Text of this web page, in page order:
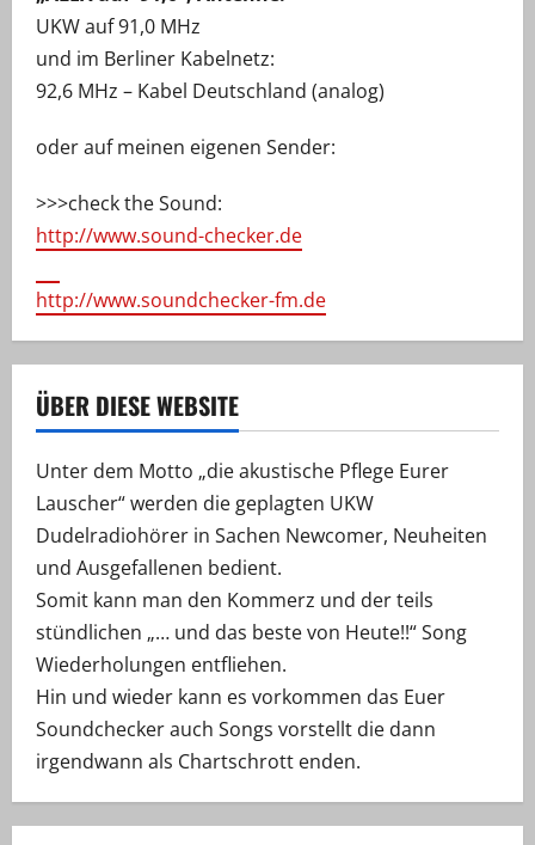
UKW auf 91,0 MHz
und im Berliner Kabelnetz:
92,6 MHz – Kabel Deutschland (analog)
oder auf meinen eigenen Sender:
>>>check the Sound:
http://www.sound-checker.de
http://www.soundchecker-fm.de
ÜBER DIESE WEBSITE
Unter dem Motto „die akustische Pflege Eurer
Lauscher“ werden die geplagten UKW
Dudelradiohörer in Sachen Newcomer, Neuheiten
und Ausgefallenen bedient.
Somit kann man den Kommerz und der teils
stündlichen „… und das beste von Heute!!“ Song
Wiederholungen entfliehen.
Hin und wieder kann es vorkommen das Euer
Soundchecker auch Songs vorstellt die dann
irgendwann als Chartschrott enden.